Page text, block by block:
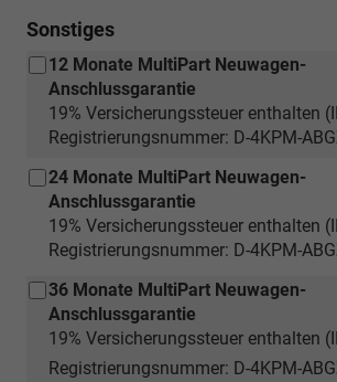
Sonstiges
12 Monate MultiPart Neuwagen-
Anschlussgarantie
19% Versicherungssteuer enthalten
Registrierungsnummer: D-4KPM-
24 Monate MultiPart Neuwagen-
Anschlussgarantie
19% Versicherungssteuer enthalten
Registrierungsnummer: D-4KPM-
36 Monate MultiPart Neuwagen-
Anschlussgarantie
19% Versicherungssteuer enthalten
Registrierungsnummer: D-4KPM-